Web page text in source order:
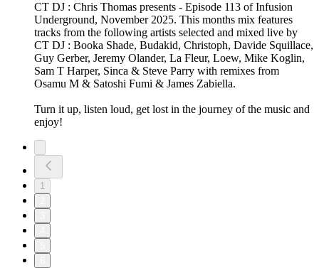
CT DJ : Chris Thomas presents - Episode 113 of Infusion
Underground, November 2025. This months mix features
tracks from the following artists selected and mixed live by
CT DJ : Booka Shade, Budakid, Christoph, Davide Squillace,
Guy Gerber, Jeremy Olander, La Fleur, Loew, Mike Koglin,
Sam T Harper, Sinca & Steve Parry with remixes from
Osamu M & Satoshi Fumi & James Zabiella.
Turn it up, listen loud, get lost in the journey of the music and
enjoy!
1